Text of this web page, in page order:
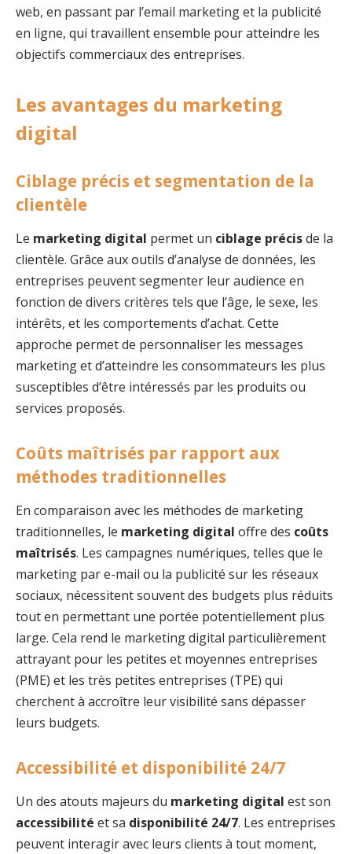
web, en passant par l’email marketing et la publicité
en ligne, qui travaillent ensemble pour atteindre les
objectifs commerciaux des entreprises.
Les avantages du marketing
digital
Ciblage précis et segmentation de la
clientèle
Le marketing digital permet un ciblage précisde la
clientèle. Grâce aux outils d’analyse de données, les
entreprises peuvent segmenter leur audience en
fonction de divers critères tels que l’âge, le sexe, les
intérêts, et les comportements d’achat. Cette
approche permet de personnaliser les messages
marketing et d’atteindre les consommateurs les plus
susceptibles d’être intéressés par les produits ou
services proposés.
Coûts maîtrisés par rapport aux
méthodes traditionnelles
En comparaison avec les méthodes de marketing
traditionnelles, le marketing digital offre des coûts
maîtrisés. Les campagnes numériques, telles que le
marketing par e-mail ou la publicité sur les réseaux
sociaux, nécessitent souvent des budgets plus réduits
tout en permettant une portée potentiellement plus
large. Cela rend le marketing digital particulièrement
attrayant pour les petites et moyennes entreprises
(PME) et les très petites entreprises (TPE) qui
cherchent à accroître leur visibilité sans dépasser
leurs budgets.
Accessibilité et disponibilité 24/7
Un des atouts majeurs du marketing digital est son
accessibilité et sa disponibilité 24/7. Les entreprises
peuvent interagir avec leurs clients à tout moment,